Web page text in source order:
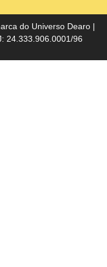
do Universo Dearo|
24.333.906.0001/96